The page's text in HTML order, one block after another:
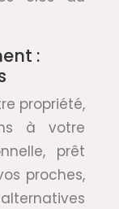
:
propriété,
à votre
prêt
proches,